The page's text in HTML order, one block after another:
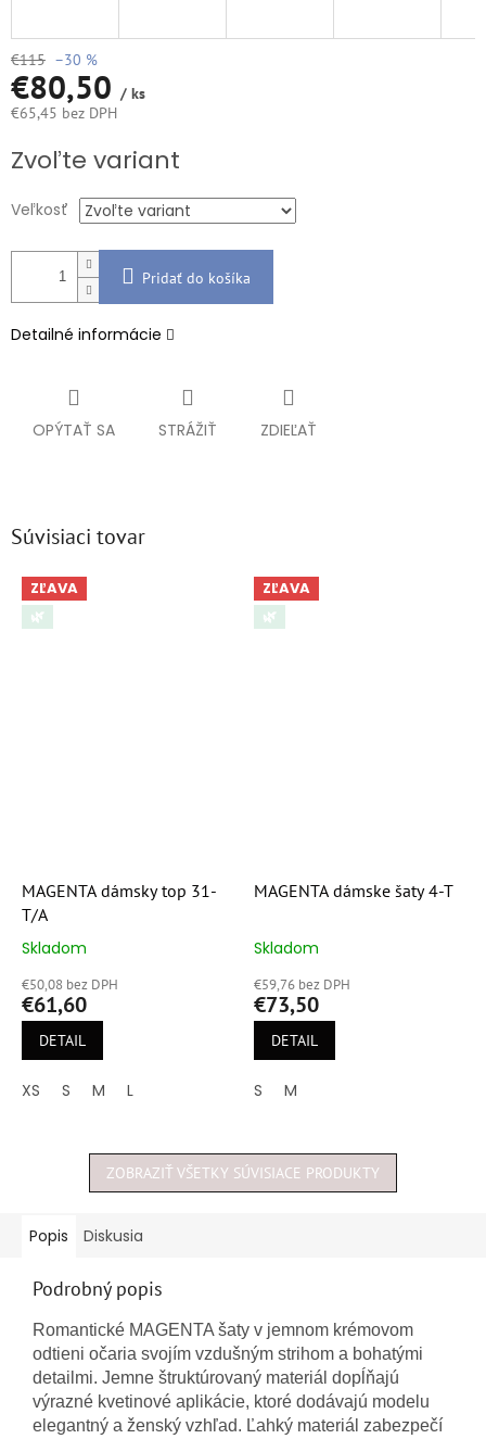
€115 –30 %
€80,50 / ks
€65,45 bez DPH
cena:
Zvoľte variant
Veľkosť
Pridať do košíka
Detailné informácie
OPÝTAŤ SA STRÁŽIŤ ZDIEĽAŤ
Súvisiaci tovar
ZĽAVA
🌿
MAGENTA dámsky top 31-
T/A
Priemerné
produktu
je
5,0
hviezdičiek.
Skladom
€50,08 bez DPH
€61,60
DETAIL
XS S M L
ZĽAVA
🌿
MAGENTA dámske šaty 4-T
Priemerné
produktu
je
5,0
hviezdičiek.
Skladom
€59,76 bez DPH
€73,50
DETAIL
S M
ZOBRAZIŤ VŠETKY SÚVISIACE PRODUKTY
Popis Diskusia
Podrobný popis
Romantické MAGENTA šaty v jemnom krémovom
odtieni očaria svojím vzdušným strihom a bohatými
detailmi. Jemne štruktúrovaný materiál dopĺňajú
výrazné kvetinové aplikácie, ktoré dodávajú modelu
elegantný a ženský vzhľad. Ľahký materiál zabezpečí